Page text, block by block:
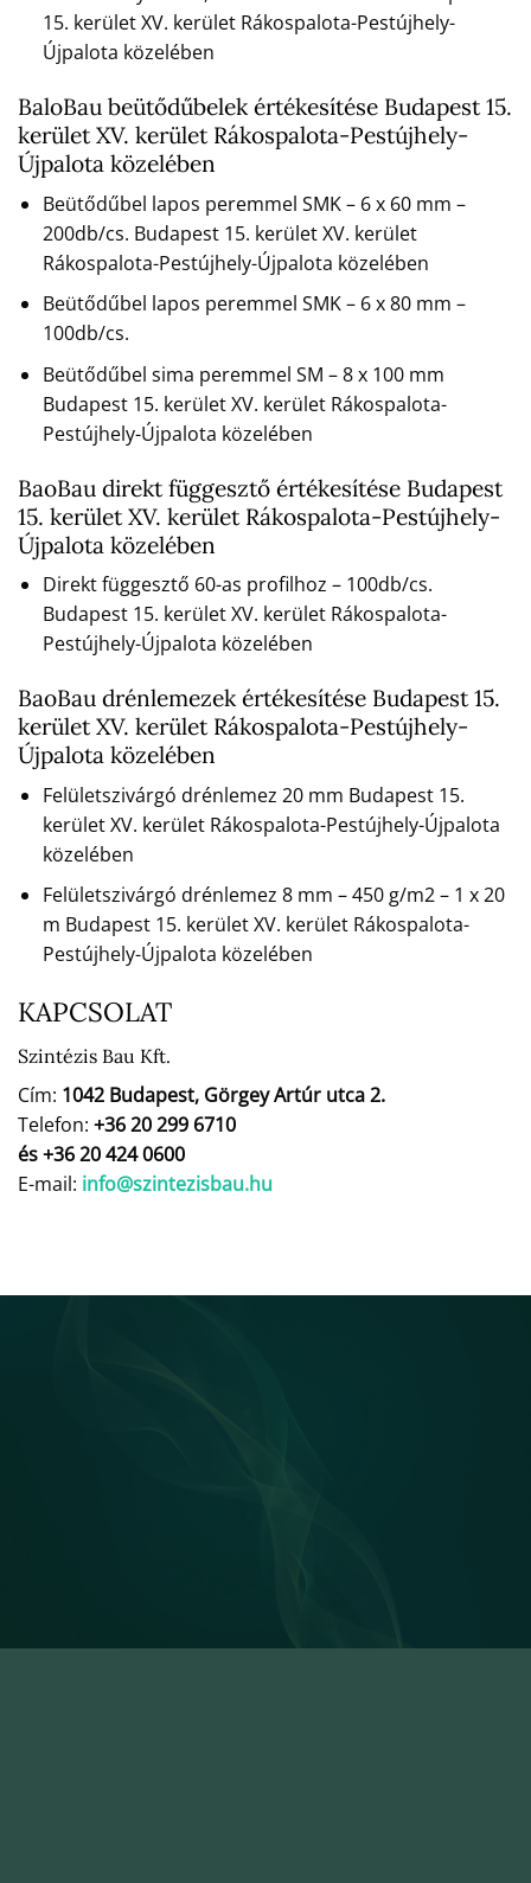
15. kerület XV. kerület Rákospalota-Pestújhely-
Újpalota közelében
BaloBau beütődűbelek értékesítése Budapest 15.
kerület XV. kerület Rákospalota-Pestújhely-
Újpalota közelében
Beütődűbel lapos peremmel SMK – 6 x 60 mm –
200db/cs. Budapest 15. kerület XV. kerület
Rákospalota-Pestújhely-Újpalota közelében
Beütődűbel lapos peremmel SMK – 6 x 80 mm –
100db/cs.
Beütődűbel sima peremmel SM – 8 x 100 mm
Budapest 15. kerület XV. kerület Rákospalota-
Pestújhely-Újpalota közelében
BaoBau direkt függesztő értékesítése Budapest
15. kerület XV. kerület Rákospalota-Pestújhely-
Újpalota közelében
Direkt függesztő 60-as profilhoz – 100db/cs.
Budapest 15. kerület XV. kerület Rákospalota-
Pestújhely-Újpalota közelében
BaoBau drénlemezek értékesítése Budapest 15.
kerület XV. kerület Rákospalota-Pestújhely-
Újpalota közelében
Felületszivárgó drénlemez 20 mm Budapest 15.
kerület XV. kerület Rákospalota-Pestújhely-Újpalota
közelében
Felületszivárgó drénlemez 8 mm – 450 g/m2 – 1 x 20
m Budapest 15. kerület XV. kerület Rákospalota-
Pestújhely-Újpalota közelében
KAPCSOLAT
Szintézis Bau Kft.
Cím: 1042 Budapest, Görgey Artúr utca 2.
Telefon: +36 20 299 6710
és +36 20 424 0600
E-mail: info@szintezisbau.hu